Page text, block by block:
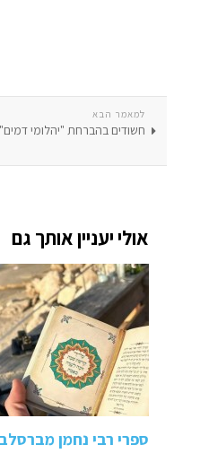
למאמר הבא
חשודים בהברחת "יהלומי
אולי יעניין אותך גם
ספרי רבי נחמן